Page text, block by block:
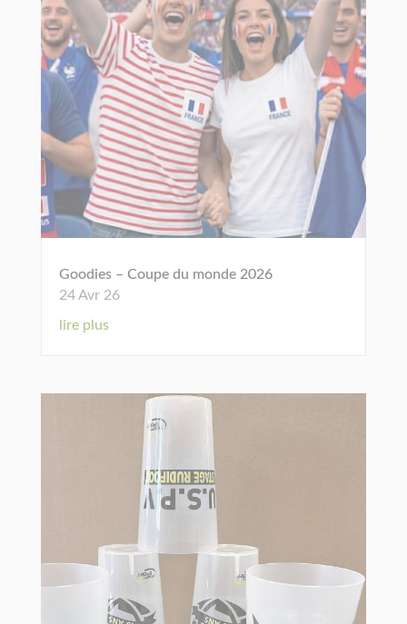
Goodies – Coupe du monde 2026
24 Avr 26
lire plus